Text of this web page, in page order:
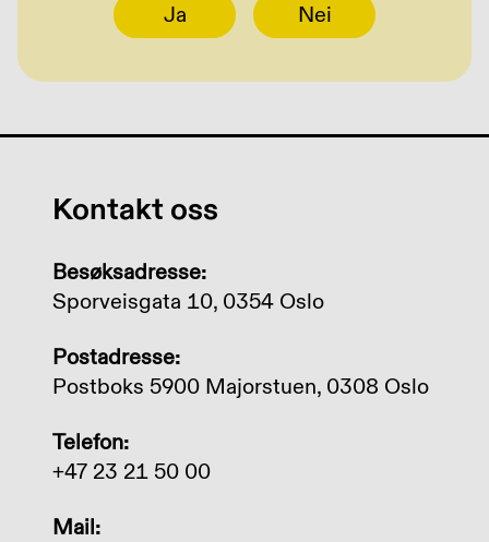
Ja Nei
Kontakt oss
Besøksadresse:
Sporveisgata 10, 0354 Oslo
Postadresse:
Postboks 5900 Majorstuen, 0308 Oslo
Telefon:
+47 23 21 50 00
Mail: